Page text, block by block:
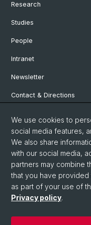
Research
Studies
People
Intranet
Newsletter
Contact & Directions
Social Media
Facebook
Instagram
© University of Basel
We use cookies to
social media features,
We also share
with our social media,
partners may combine
that you have
as part of your use of
Privacy policy.